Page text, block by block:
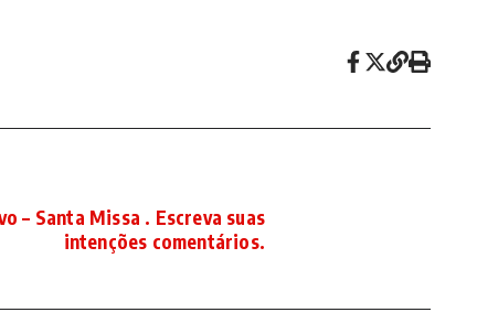
– Santa Missa . Escreva suas
intenções comentários.